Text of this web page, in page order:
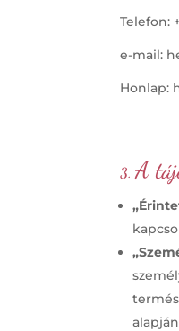
Telefon:
e-mail:
Honlap:
3.A